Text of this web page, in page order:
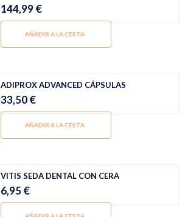
144,99 €
AÑADIR A LA CESTA
ADIPROX ADVANCED CÁPSULAS
33,50 €
AÑADIR A LA CESTA
VITIS SEDA DENTAL CON CERA
6,95 €